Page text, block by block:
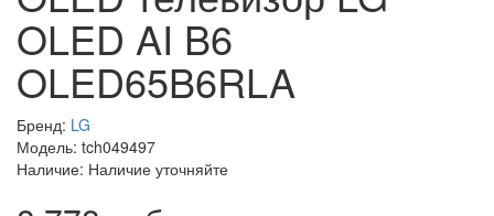
OLED AI B6
OLED65B6RLA
Бренд: LG
Модель: tch049497
Наличие: Наличие уточняйте